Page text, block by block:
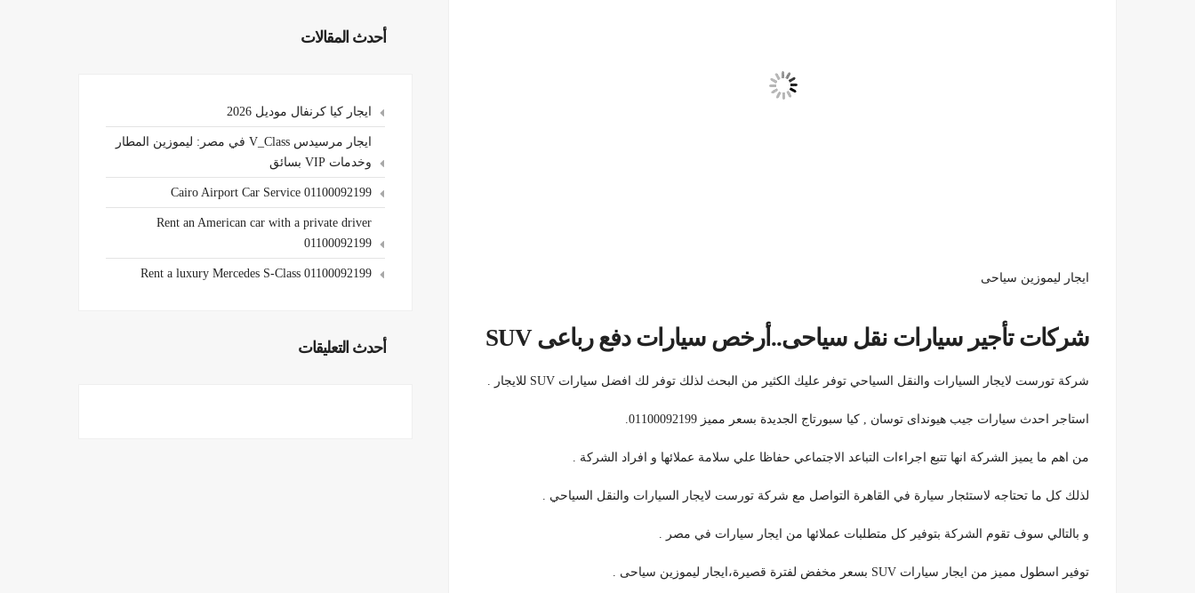
ايجار ليموزين سياحى
شركات تأجير سيارات نقل سياحى..أرخص سيارات دفع رباعى SUV
شركة تورست لايجار السيارات والنقل السياحي توفر عليك الكثير من البحث لذلك توفر لك افضل سيارات SUV للايجار .
استاجر احدث سيارات جيب هيونداى توسان , كيا سبورتاج الجديدة بسعر مميز 01100092199.
من اهم ما يميز الشركة انها تتبع اجراءات التباعد الاجتماعي حفاظا علي سلامة عملائها و افراد الشركة .
لذلك كل ما تحتاجه لاستئجار سيارة في القاهرة التواصل مع شركة تورست لايجار السيارات والنقل السياحي .
و بالتالي سوف تقوم الشركة بتوفير كل متطلبات عملائها من ايجار سيارات في مصر .
توفير اسطول مميز من ايجار سيارات SUV بسعر مخفض لفترة قصيرة،ايجار ليموزين سياحى .
أحدث المقالات
ايجار كيا كرنفال موديل 2026
ايجار مرسيدس V_Class في مصر: ليموزين المطار
وخدمات VIP بسائق
Cairo Airport Car Service 01100092199
Rent an American car with a private driver
01100092199
Rent a luxury Mercedes S-Class 01100092199
أحدث التعليقات